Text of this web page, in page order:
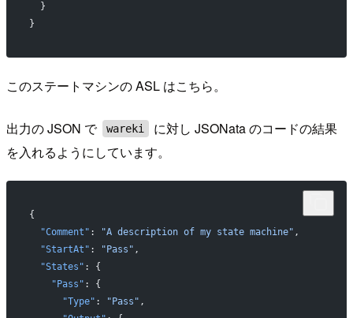
  }
}
このステートマシンの ASL はこちら。
出力の JSON で wareki
に対し JSONata のコードの結果
を入れるようにしています。
{
  "Comment"
: "A description of my state machine" ,
  "StartAt"
: "Pass" ,
  "States"
: {
    "Pass"
: {
      "Type"
: "Pass" ,